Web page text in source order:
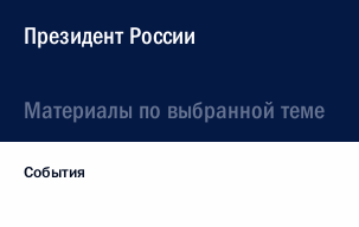
Президент России
Материалы по выбранной теме
События